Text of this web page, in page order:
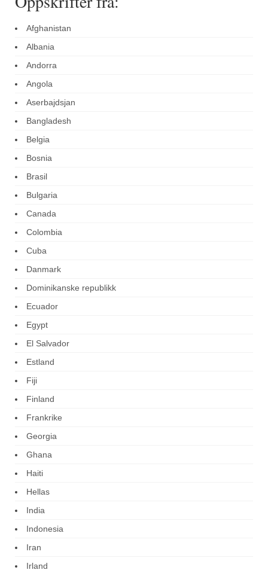
Afghanistan
Albania
Andorra
Angola
Aserbajdsjan
Bangladesh
Belgia
Bosnia
Brasil
Bulgaria
Canada
Colombia
Cuba
Danmark
Dominikanske republikk
Ecuador
Egypt
El Salvador
Estland
Fiji
Finland
Frankrike
Georgia
Ghana
Haiti
Hellas
India
Indonesia
Iran
Irland